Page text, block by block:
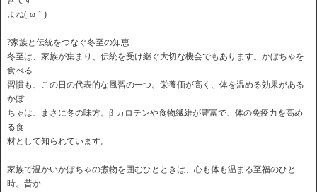
よね(´ω｀)
?家族と伝統をつなぐ冬至の知恵
冬至は、家族が集まり、伝統を受け継ぐ大切な機会でもあります。かぼちゃを
食べる
習慣も、この日の代表的な風習の一つ。栄養価が高く、体を温める効果がある
かぼ
ちゃは、まさに冬の味方。β-カロテンや食物繊維が豊富で、体の免疫力を高め
る食
材として知られています。
家族で温かいかぼちゃの煮物を囲むひとときは、心も体も温まる至福のひと
時。昔か